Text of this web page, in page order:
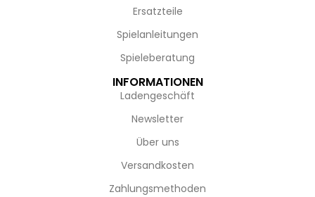
Ersatzteile
Spielanleitungen
Spieleberatung
INFORMATIONEN
Ladengeschäft
Newsletter
Über uns
Versandkosten
Zahlungsmethoden